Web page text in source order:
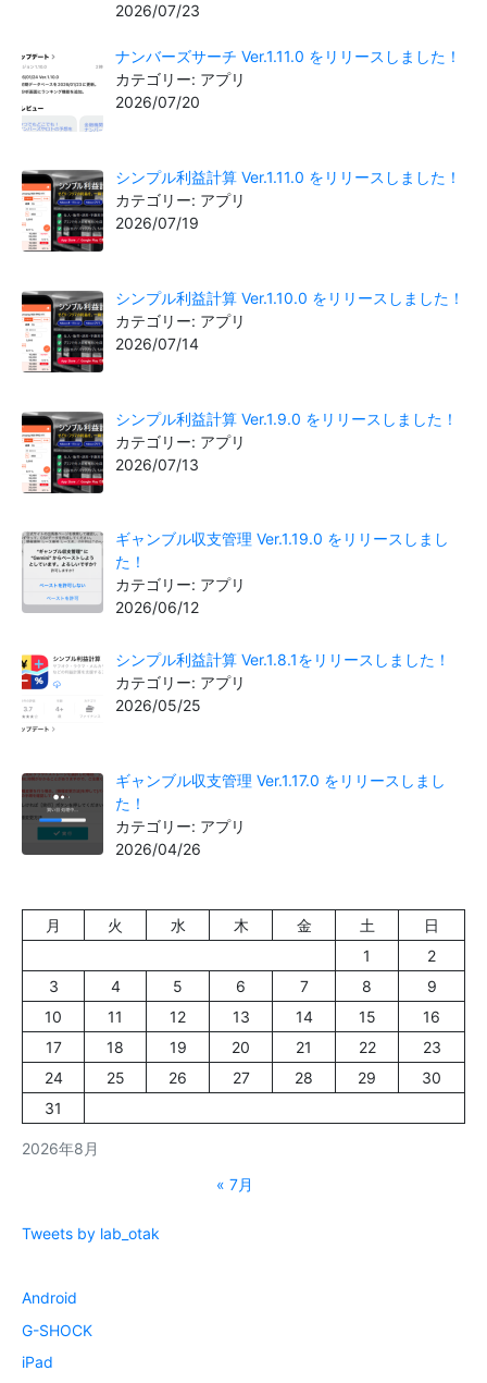
2026/07/23
ナンバーズサーチ Ver.1.11.0 をリリースしました！
カテゴリー: アプリ
2026/07/20
シンプル利益計算 Ver.1.11.0 をリリースしました！
カテゴリー: アプリ
2026/07/19
シンプル利益計算 Ver.1.10.0 をリリースしました！
カテゴリー: アプリ
2026/07/14
シンプル利益計算 Ver.1.9.0 をリリースしました！
カテゴリー: アプリ
2026/07/13
ギャンブル収支管理 Ver.1.19.0 をリリースしまし
た！
カテゴリー: アプリ
2026/06/12
シンプル利益計算 Ver.1.8.1をリリースしました！
カテゴリー: アプリ
2026/05/25
ギャンブル収支管理 Ver.1.17.0 をリリースしまし
た！
カテゴリー: アプリ
2026/04/26
2026年8月
月 火 水 木 金 土
日
1
2
3
4 5 6 7 8
9
10
11 12 13 14 15
16
17
18 19 20 21 22
23
24
25 26 27 28 29
30
31
« 7月
Tweets by lab_otak
Android
G-SHOCK
iPad